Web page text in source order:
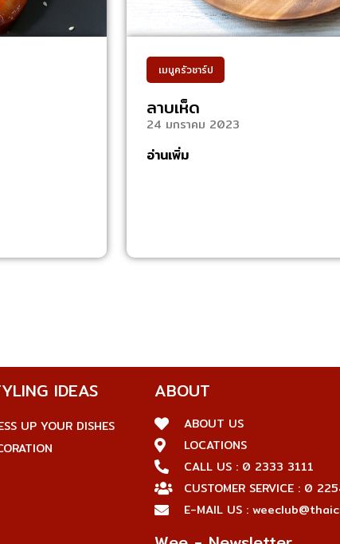
เมนูครัวชาร์ป
ลาบเห็ด
24 มกราคม 2023
อ่านเพิ่ม
IDEAS
UP YOUR DISHES
ABOUT
ABOUT US
LOCATIONS
CALL US : 0 2333 3111
CUSTOMER SERVICE : 0
E-MAIL US :